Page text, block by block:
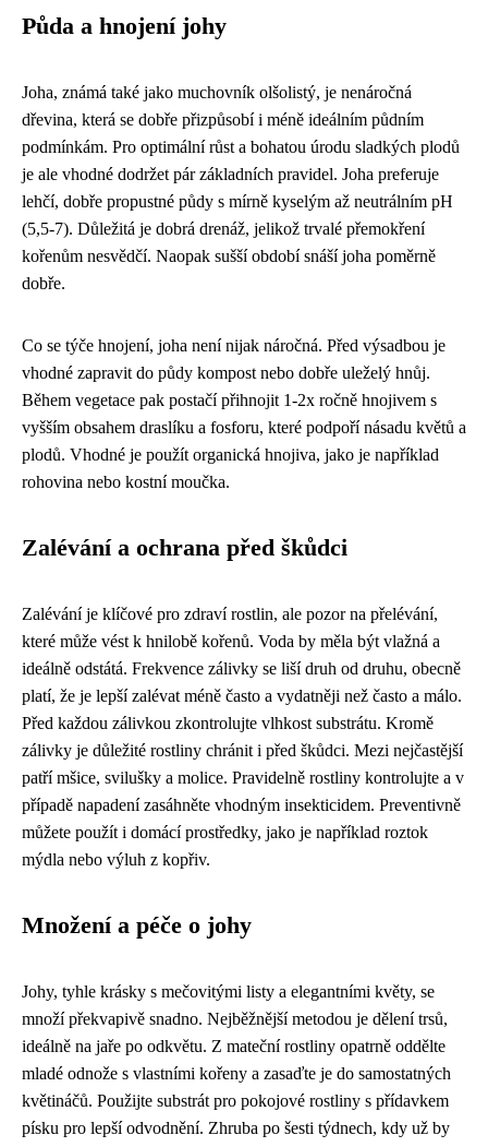
Půda a hnojení johy
Joha, známá také jako muchovník olšolistý, je nenáročná
dřevina, která se dobře přizpůsobí i méně ideálním půdním
podmínkám. Pro optimální růst a bohatou úrodu sladkých plodů
je ale vhodné dodržet pár základních pravidel. Joha preferuje
lehčí, dobře propustné půdy s mírně kyselým až neutrálním pH
(5,5-7). Důležitá je dobrá drenáž, jelikož trvalé přemokření
kořenům nesvědčí. Naopak sušší období snáší joha poměrně
dobře.
Co se týče hnojení, joha není nijak náročná. Před výsadbou je
vhodné zapravit do půdy kompost nebo dobře uleželý hnůj.
Během vegetace pak postačí přihnojit 1-2x ročně hnojivem s
vyšším obsahem draslíku a fosforu, které podpoří násadu květů a
plodů. Vhodné je použít organická hnojiva, jako je například
rohovina nebo kostní moučka.
Zalévání a ochrana před škůdci
Zalévání je klíčové pro zdraví rostlin, ale pozor na přelévání,
které může vést k hnilobě kořenů. Voda by měla být vlažná a
ideálně odstátá. Frekvence zálivky se liší druh od druhu, obecně
platí, že je lepší zalévat méně často a vydatněji než často a málo.
Před každou zálivkou zkontrolujte vlhkost substrátu. Kromě
zálivky je důležité rostliny chránit i před škůdci. Mezi nejčastější
patří mšice, svilušky a molice. Pravidelně rostliny kontrolujte a v
případě napadení zasáhněte vhodným insekticidem. Preventivně
můžete použít i domácí prostředky, jako je například roztok
mýdla nebo výluh z kopřiv.
Množení a péče o johy
Johy, tyhle krásky s mečovitými listy a elegantními květy, se
množí překvapivě snadno. Nejběžnější metodou je dělení trsů,
ideálně na jaře po odkvětu. Z mateční rostliny opatrně oddělte
mladé odnože s vlastními kořeny a zasaďte je do samostatných
květináčů. Použijte substrát pro pokojové rostliny s přídavkem
písku pro lepší odvodnění. Zhruba po šesti týdnech, kdy už by